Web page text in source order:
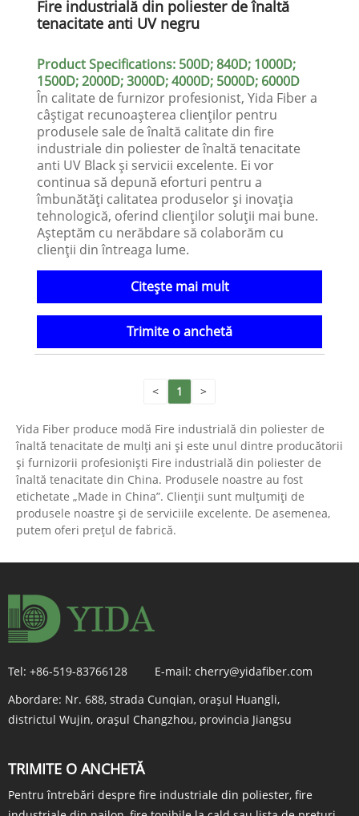
Fire industrială din poliester de înaltă
tenacitate anti UV negru
Product Specifications: 500D; 840D; 1000D;
1500D; 2000D; 3000D; 4000D; 5000D; 6000D
În calitate de furnizor profesionist, Yida Fiber a
câștigat recunoașterea clienților pentru
produsele sale de înaltă calitate din fire
industriale din poliester de înaltă tenacitate
anti UV Black și servicii excelente. Ei vor
continua să depună eforturi pentru a
îmbunătăți calitatea produselor și inovația
tehnologică, oferind clienților soluții mai bune.
Așteptăm cu nerăbdare să colaborăm cu
clienții din întreaga lume.
Citeşte mai mult
Trimite o anchetă
< 1 >
Yida Fiber produce modă Fire industrială din poliester de
înaltă tenacitate de mulți ani și este unul dintre producătorii
și furnizorii profesioniști Fire industrială din poliester de
înaltă tenacitate din China. Produsele noastre au fost
etichetate „Made in China”. Clienții sunt mulțumiți de
produsele noastre și de serviciile excelente. De asemenea,
putem oferi prețul de fabrică.
Tel: +86-519-83766128 E-mail: cherry@yidafiber.com
Abordare: Nr. 688, strada Cunqian, orașul Huangli,
districtul Wujin, orașul Changzhou, provincia Jiangsu
TRIMITE O ANCHETĂ
Pentru întrebări despre fire industriale din poliester, fire